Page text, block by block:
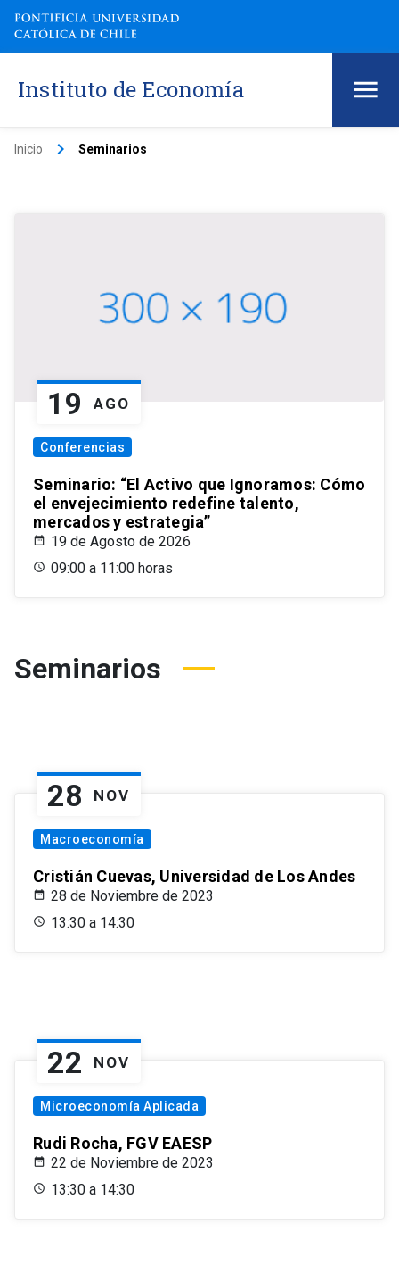
Instituto de Economía
Inicio keyboard_arrow_right Seminarios
19 AGO
Conferencias
Seminario: “El Activo que Ignoramos: Cómo
el envejecimiento redefine talento,
mercados y estrategia”
19 de Agosto de 2026
09:00 a 11:00 horas
Seminarios
28 NOV
Macroeconomía
Cristián Cuevas, Universidad de Los Andes
28 de Noviembre de 2023
13:30 a 14:30
22 NOV
Microeconomía Aplicada
Rudi Rocha, FGV EAESP
22 de Noviembre de 2023
13:30 a 14:30